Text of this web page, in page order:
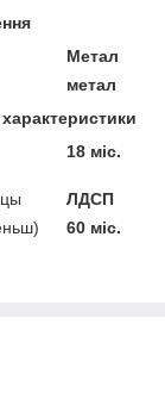
Метал
метал
18 міс.
ЛДСП
60 міс.